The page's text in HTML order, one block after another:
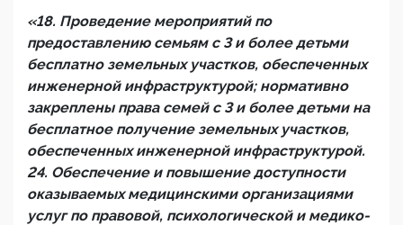
«18. Проведение мероприятий по
предоставлению семьям с 3 и более детьми
бесплатно земельных участков, обеспеченных
инженерной инфраструктурой; нормативно
закреплены права семей с 3 и более детьми на
бесплатное получение земельных участков,
обеспеченных инженерной инфраструктурой.
24. Обеспечение и повышение доступности
оказываемых медицинскими организациями
услуг по правовой, психологической и медико-